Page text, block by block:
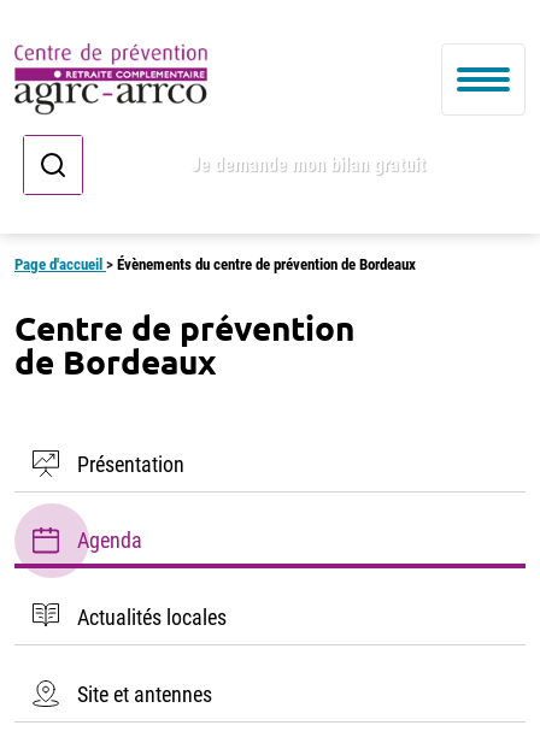
Je demande mon bilan gratuit
Page d'accueil > Évènements du centre de prévention de Bordeaux
Centre de prévention
de Bordeaux
Présentation
Agenda
Actualités locales
Site et antennes